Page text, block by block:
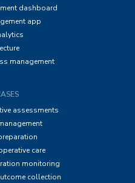
dashboard
app
management
assessments
care
monitoring
collection